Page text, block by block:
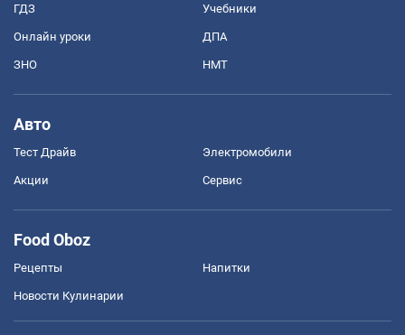
ГДЗ Учебники
Онлайн уроки ДПА
ЗНО НМТ
Авто
Тест Драйв Электромобили
Акции Сервис
Food Oboz
Рецепты Напитки
Новости Кулинарии